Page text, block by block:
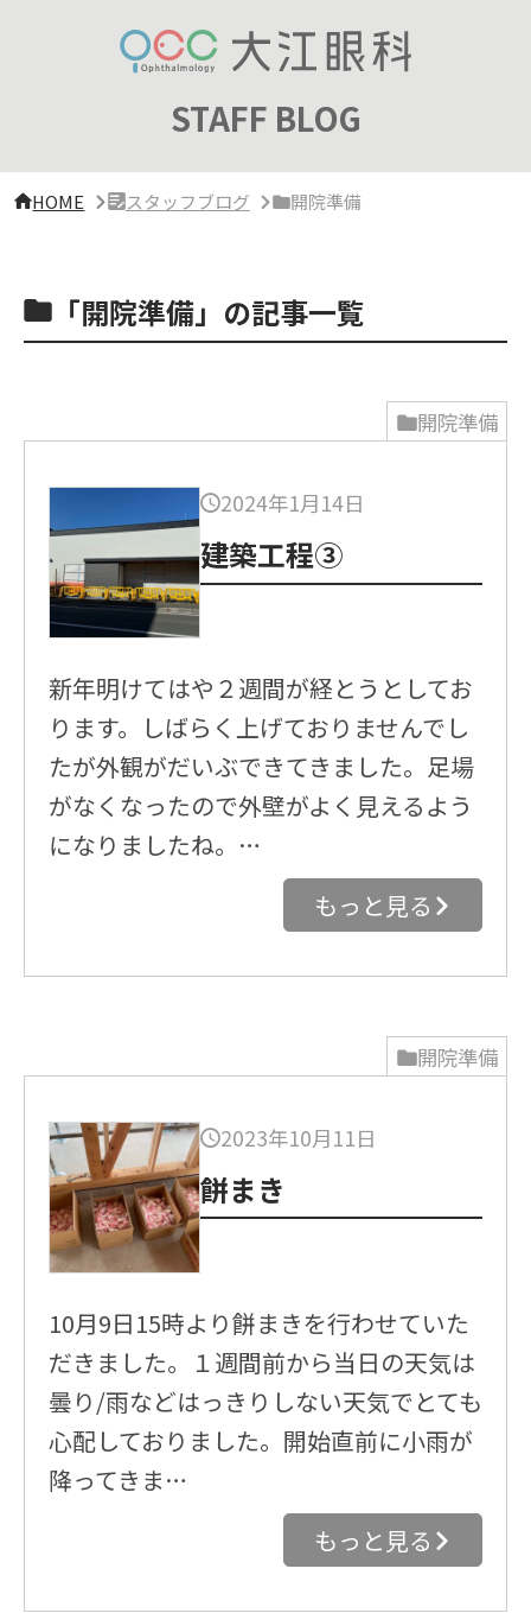
STAFF BLOG
HOME スタッフブログ 開院準備
「開院準備」の記事一覧
開院準備
2024年1月14日
建築工程③
新年明けてはや２週間が経とうとしてお
ります。しばらく上げておりませんでし
たが外観がだいぶできてきました。足場
がなくなったので外壁がよく見えるよう
になりましたね。…
もっと見る
開院準備
2023年10月11日
餅まき
10月9日15時より餅まきを行わせていた
だきました。１週間前から当日の天気は
曇り/雨などはっきりしない天気でとても
心配しておりました。開始直前に小雨が
降ってきま…
もっと見る